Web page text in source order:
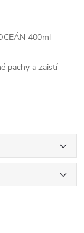
400ml
pachy a zaistí